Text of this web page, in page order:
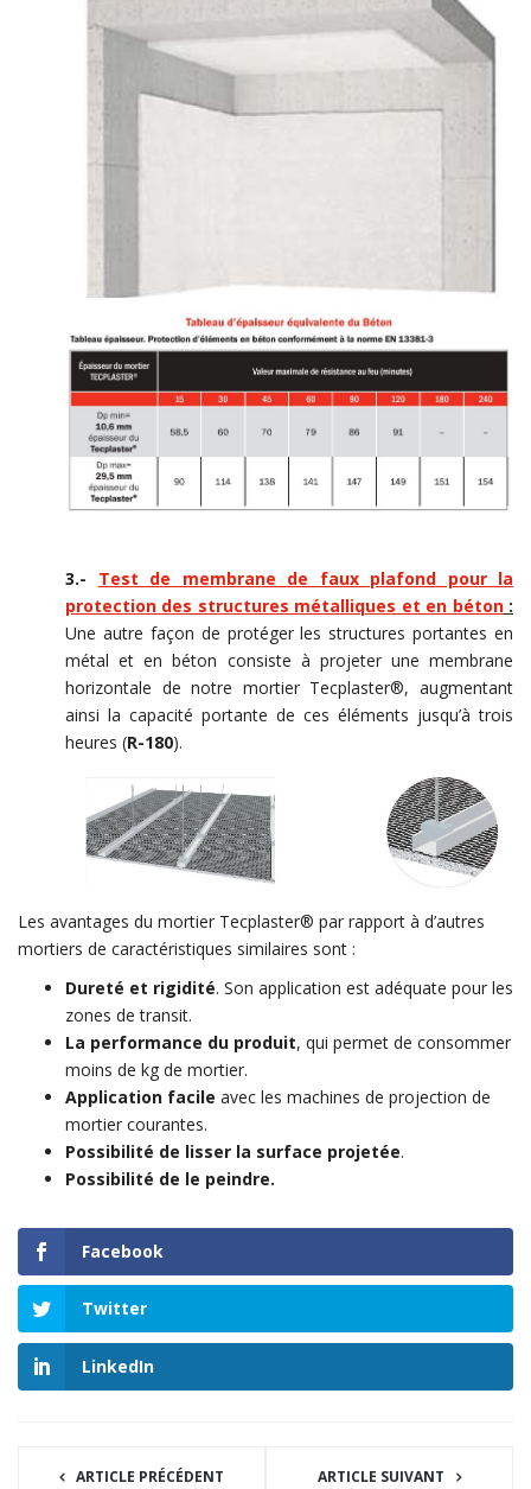
3.- Test de membrane de faux plafond pour la
protection des structures métalliques et en béton:
Une autre façon de protéger les structures portantes en
métal et en béton consiste à projeter une membrane
horizontale de notre mortier Tecplaster®, augmentant
ainsi la capacité portante de ces éléments jusqu’à trois
heures (R-180).
Les avantages du mortier Tecplaster® par rapport à d’autres
mortiers de caractéristiques similaires sont :
Dureté et rigidité. Son application est adéquate pour les
zones de transit.
La performance du produit, qui permet de consommer
moins de kg de mortier.
Application facile avec les machines de projection de
mortier courantes.
Possibilité de lisser la surface projetée.
Possibilité de le peindre.
Facebook
Twitter
LinkedIn
ARTICLE PRÉCÉDENT ARTICLE SUIVANT